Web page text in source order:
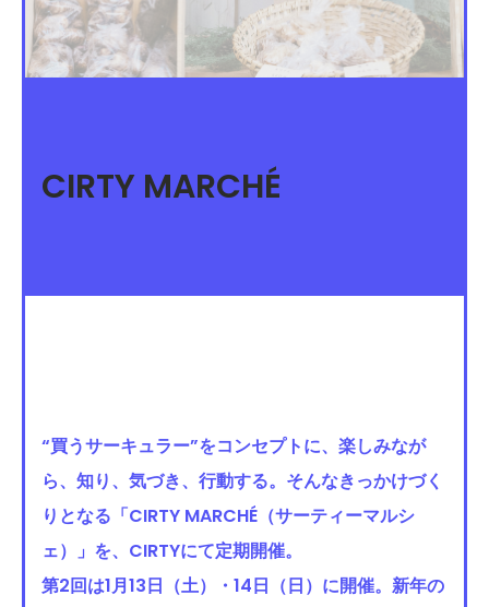
CIRTY MARCHÉ
“買うサーキュラー”をコンセプトに、楽しみなが
ら、知り、気づき、行動する。そんなきっかけづく
りとなる「CIRTY MARCHÉ（サーティーマルシ
ェ）」を、CIRTYにて定期開催。
第2回は1月13日（土）・14日（日）に開催。新年の